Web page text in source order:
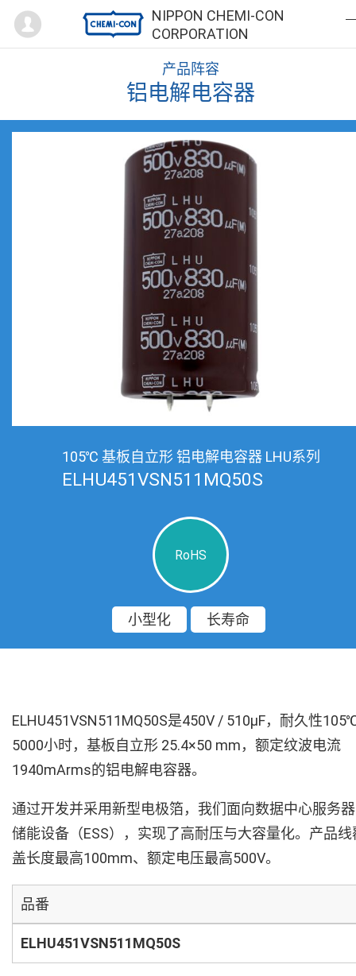
NIPPON CHEMI-CON
CORPORATION
Mypage
产品阵容
铝电解电容器
105℃ 基板自立形 铝电解电容器 LHU系列
ELHU451VSN511MQ50S
RoHS
小型化 长寿命
ELHU451VSN511MQ50S是450V / 510µF，耐久性
5000小时，基板自立形 25.4×50 mm，额定纹波电流
1940mArms的铝电解电容器。
通过开发并采用新型电极箔，我们面向数据中心服务
储能设备（ESS），实现了高耐压与大容量化。产品线
盖长度最高100mm、额定电压最高500V。
品番
ELHU451VSN511MQ50S